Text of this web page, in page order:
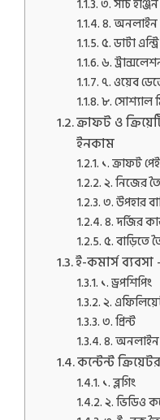
৩. সার্চ
৪. অনলাইন
৫. ডাটা এন্ট্রি
৬.
৭. ওয়েব
৮. সোশ্যাল
ক্রাফট ও
ইনকাম
১. ক্রাফট
২. নিজের
৩. উপহার
৪. দর্জির
৫. বাড়িতে
ই-কমার্স
১. ড্রপশিপিং
২.
৩. প্রিন্ট
৪.
কন্টেন্ট
১. ব্লগিং
২. ভিডিও